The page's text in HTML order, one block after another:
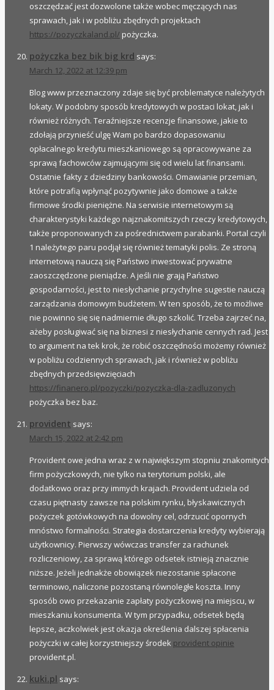
oszczędzać jest dozwolone także wobec męczących nas
sprawach, jak i w pobliżu zbędnych projektach
https://pozyczkaland.pl/ pożyczka.
pożyczka bez bik big krd says:
March 12, 2022 at 12:39 pm
Blog www przeznaczony zdaje się być problematyce należytych
lokaty. W podobny sposób kredytowych w postaci lokat, jak i
również różnych. Teraźniejsze recenzje finansowe, jakie to
zdołają przynieść ulgę Wam po bardzo dopasowaniu
opłacalnego kredytu mieszkaniowego są opracowywane za
sprawą fachowców zajmującymi się od wielu lat finansami.
Ostatnie fakty z dziedziny bankowości. Omawianie przemian,
które potrafią wpłynąć pozytywnie jako domowe a także
firmowe środki pieniężne. Na serwisie internetowym są
charakterystyki każdego najznakomitszych rzeczy kredytowych,
także proponowanych za pośrednictwem parabanki. Portal czyli
1 należytego paru podjął się również tematyki polis. Ze stroną
internetową nauczą się Państwo inwestować prywatne
zaoszczędzone pieniądze. A jeśli nie grają Państwo
gospodarności, jest to niesłychanie przychylne sugestie nauczą
zarządzania domowym budżetem. W ten sposób, że to możliwe
nie powinno się się nadmiernie długo szkolić. Trzeba zajrzeć na,
ażeby posługiwać się na biznesi z niesłychanie cennych rad. Jest
to argument na tek krok, że robić oszczędności możemy również
w pobliżu codziennych sprawach, jak i również w pobliżu
zbędnych przedsięwzięciach
https://finanero.pl/pozyczki/pozyczka-dla-zadluzonych
pożyczka bez baz.
provident says:
March 15, 2022 at 2:42 pm
Provident owe jedna wraz z w największym stopniu znakomitych
firm pożyczkowych, nie tylko na terytorium polski, ale
dodatkowo oraz przy immych krajach. Provident udziela od
czasu piętnasty zawsze na polskim rynku, błyskawicznych
pożyczek gotówkowych na dowolny cel, odrzucić opornych
mnóstwo formalności. Strategia dostarczenia kredyty wybierają
użytkownicy. Pierwszy wówczas transfer za rachunek
rozliczeniowy, za sprawą którego odsetek istnieją znacznie
niższe. Jeżeli jednakże obowiązek niezostanie spłacone
terminowo, naliczone pozostaną równoległe koszta. Inny
sposób owo przekazanie zapłaty pożyczkowej na miejscu, w
mieszkaniu konsumenta. W tym przypadku, odsetek będą
lepsze, aczkolwiek jest okazja określenia dalszej spłacenia
pożyczki w całej korzystniejszy środek provident opinie
provident.pl.
kuki.pl says: